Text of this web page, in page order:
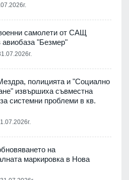
самолети от САЩ
авиобаза "Безмер"
полицията и "Социално
извършиха съвместна
системни проблеми в кв.
на
маркировка в Нова